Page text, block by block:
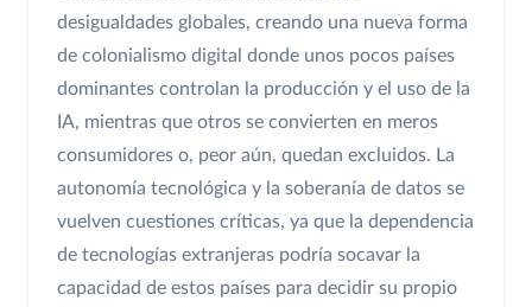
desigualdades globales, creando una nueva forma
de colonialismo digital donde unos pocos países
dominantes controlan la producción y el uso de la
IA, mientras que otros se convierten en meros
consumidores o, peor aún, quedan excluidos. La
autonomía tecnológica y la soberanía de datos se
vuelven cuestiones críticas, ya que la dependencia
de tecnologías extranjeras podría socavar la
capacidad de estos países para decidir su propio